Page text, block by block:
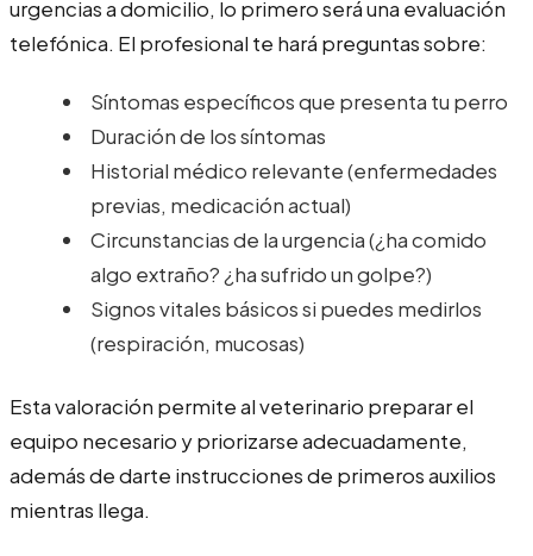
urgencias a domicilio, lo primero será una evaluación
telefónica. El profesional te hará preguntas sobre:
Síntomas específicos que presenta tu perro
Duración de los síntomas
Historial médico relevante (enfermedades
previas, medicación actual)
Circunstancias de la urgencia (¿ha comido
algo extraño? ¿ha sufrido un golpe?)
Signos vitales básicos si puedes medirlos
(respiración, mucosas)
Esta valoración permite al veterinario preparar el
equipo necesario y priorizarse adecuadamente,
además de darte instrucciones de primeros auxilios
mientras llega.